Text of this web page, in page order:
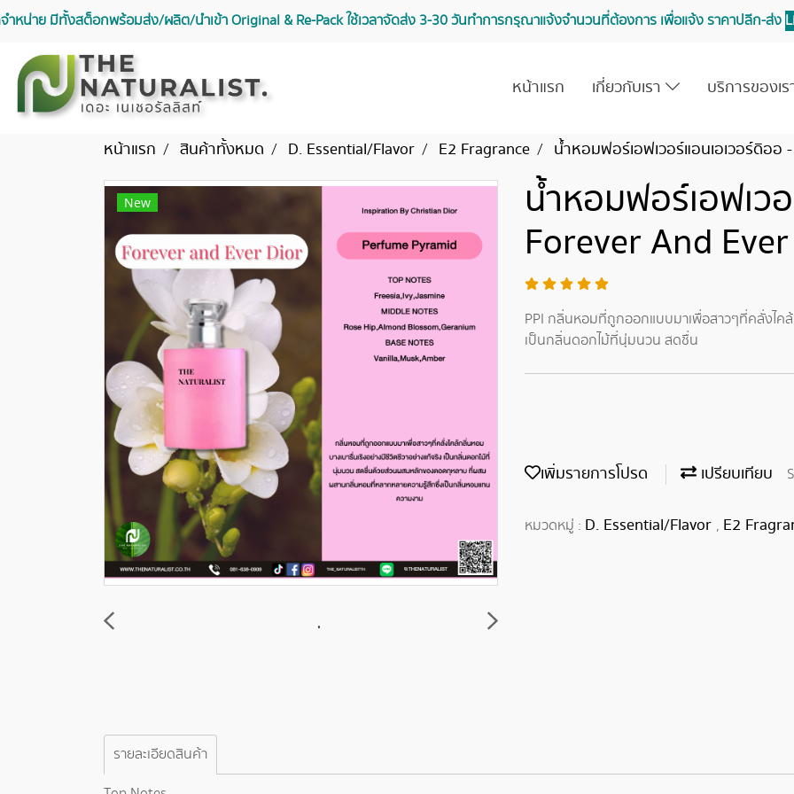
น่าย มีทั้งสต็อกพร้อมส่ง/ผลิต/นำเข้า Original & Re-Pack ใช้เวลาจัดส่ง 3-30 วันทำการ กรุณาแจ้งจำนวนที่ต้องการ เพื่อแจ้ง ราคาปลีก-ส่ง
หน้าแรก เกี่ยวกับเรา บริการของเ
หน้าแรก สินค้าทั้งหมด D. Essential/Flavor E2 Fragrance น้ำหอมฟอร์เอฟเวอร์แอนเอเวอร์ดิออ
New
น้ำหอมฟอร์เอฟเว
Forever And
PPI กลิ่นหอมที่ถูกออกแบบมาเพื่อสาวๆที่คลั่งไค
เป็นกลิ่นดอกไม้ที่นุ่มนวน สดชื่น
เพิ่มรายการโปรด เปรียบเทียบ
หมวดหมู่ : D. Essential/Flavor , E2
รายละเอียดสินค้า